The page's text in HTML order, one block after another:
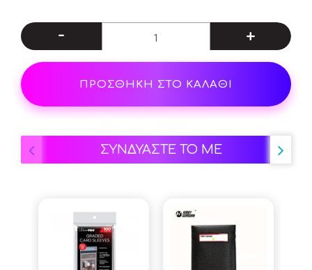
- +
ΠΡΟΣΘΗΚΗ ΣΤΟ ΚΑΛΑΘΙ
ΣΥΝΔΥΑΣΤΕ ΤΟ ΜΕ